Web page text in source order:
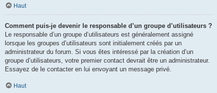
Haut
Comment puis-je devenir le responsable d’un groupe d’utilisateurs ?
Le responsable d’un groupe d’utilisateurs est généralement assigné
lorsque les groupes d’utilisateurs sont initialement créés par un
administrateur du forum. Si vous êtes intéressé par la création d’un
groupe d’utilisateurs, votre premier contact devrait être un administrateur.
Essayez de le contacter en lui envoyant un message privé.
Haut